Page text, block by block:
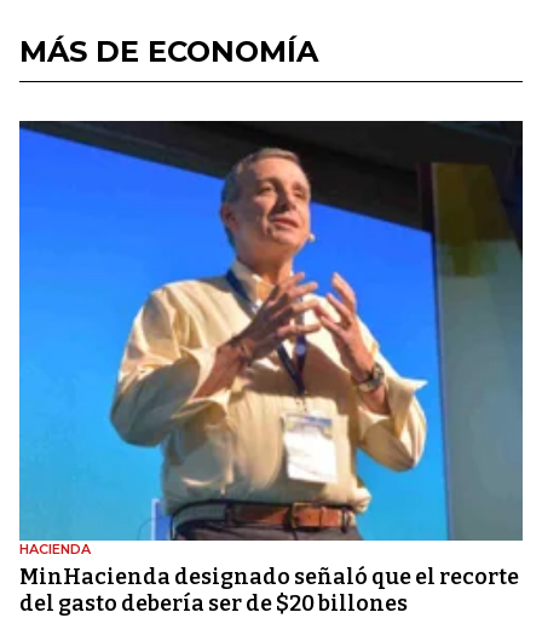
MÁS DE ECONOMÍA
HACIENDA
MinHacienda designado señaló que el recorte
del gasto debería ser de $20 billones